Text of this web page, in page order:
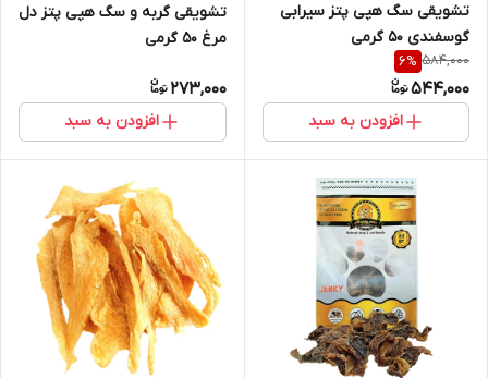
تشویقی سگ هپی پتز سیرابی
گوسفندی ۵۰ گرمی
584,000
6%
544,000
افزودن به سبد
تشویقی گربه و سگ هپی پتز دل
مرغ ۵۰ گرمی
273,000
افزودن به سبد